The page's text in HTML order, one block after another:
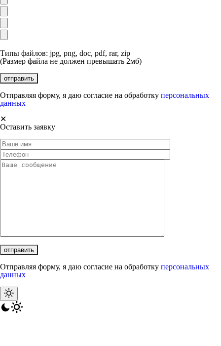
Типы файлов: jpg, png, doc, pdf, rar, zip
(Размер файла не должен превышать 2мб)
Отправляя форму, я даю согласие на обработку персональных
данных
✕
Оставить заявку
Отправляя форму, я даю согласие на обработку персональных
данных